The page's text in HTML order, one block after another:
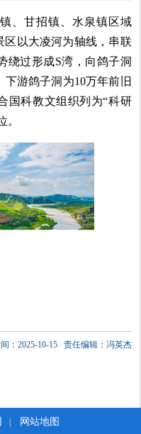
甘招镇、水泉镇区域
以大凌河为轴线，串联
绕过形成S湾，向鸽子洞
游鸽子洞为10万年前旧
国科教文组织列为“科研
。
：2025-10-15 责任编辑：冯英杰
网站地图